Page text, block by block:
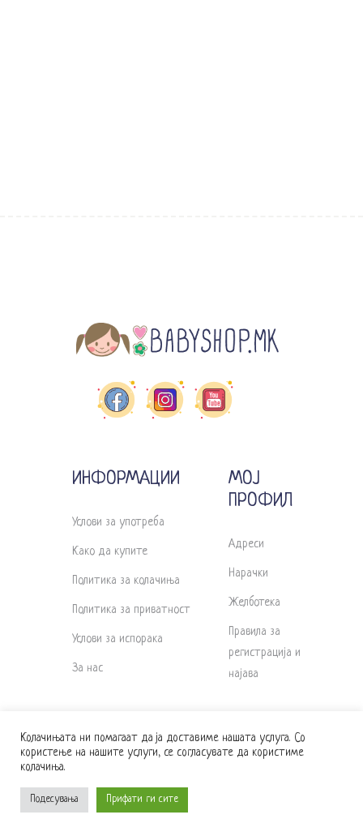
ИНФОРМАЦИИ
Услови за употреба
Како да купите
Политика за колачиња
Политика за приватност
Услови за испорака
За нас
МОЈ
ПРОФИЛ
Адреси
Нарачки
Желботека
Правила за
регистрација и
најава
powered bydifferent.com.mk
Babyshop.mk. Сите права се задржани.
Колачињата ни помагаат да ја доставиме нашата услуга. Со
користење на нашите услуги, се согласувате да користиме
колачиња.
Подесувања Прифати ги сите